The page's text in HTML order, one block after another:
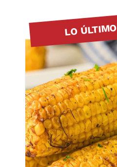
LO ÚLTIMO